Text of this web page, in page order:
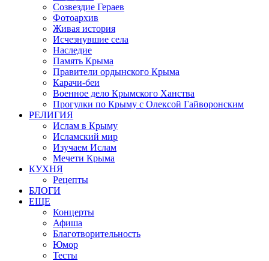
Созвездие Гераев
Фотоархив
Живая история
Исчезнувшие села
Наследие
Память Крыма
Правители ордынского Крыма
Карачи-беи
Военное дело Крымского Ханства
Прогулки по Крыму с Олексой Гайворонским
РЕЛИГИЯ
Ислам в Крыму
Исламский мир
Изучаем Ислам
Мечети Крыма
КУХНЯ
Рецепты
БЛОГИ
ЕЩЕ
Концерты
Афиша
Благотворительность
Юмор
Тесты